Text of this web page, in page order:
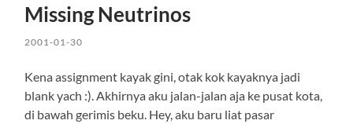
Missing Neutrinos
2001-01-30
Kena assignment kayak gini, otak kok kayaknya jadi
blank yach :). Akhirnya aku jalan-jalan aja ke pusat kota,
di bawah gerimis beku. Hey, aku baru liat pasar